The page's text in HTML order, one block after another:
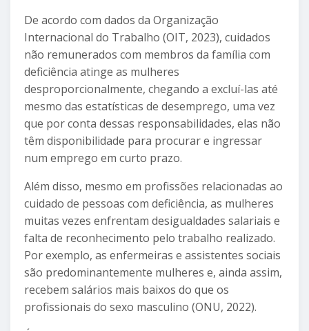
De acordo com dados da Organização
Internacional do Trabalho (OIT, 2023), cuidados
não remunerados com membros da família com
deficiência atinge as mulheres
desproporcionalmente, chegando a excluí-las até
mesmo das estatísticas de desemprego, uma vez
que por conta dessas responsabilidades, elas não
têm disponibilidade para procurar e ingressar
num emprego em curto prazo.
Além disso, mesmo em profissões relacionadas ao
cuidado de pessoas com deficiência, as mulheres
muitas vezes enfrentam desigualdades salariais e
falta de reconhecimento pelo trabalho realizado.
Por exemplo, as enfermeiras e assistentes sociais
são predominantemente mulheres e, ainda assim,
recebem salários mais baixos do que os
profissionais do sexo masculino (ONU, 2022).